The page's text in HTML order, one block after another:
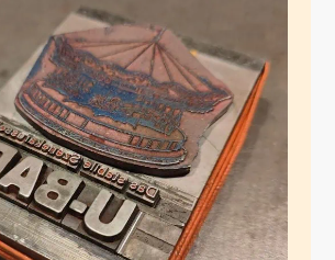
UBARFILZ
November 30, 2024